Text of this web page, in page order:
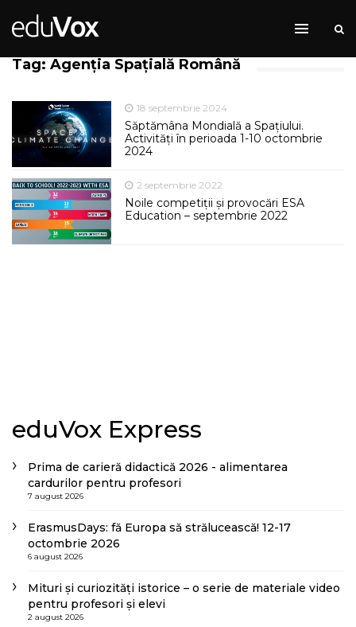
Tag: Agenția Spațială Română
18 septembrie 2024
Săptămâna Mondială a Spațiului.
Activități în perioada 1-10 octombrie
2024
2 septembrie 2022
Noile competiții și provocări ESA
Education – septembrie 2022
eduVox Express
Prima de carieră didactică 2026 - alimentarea
cardurilor pentru profesori
7 august 2026
ErasmusDays: fă Europa să strălucească! 12-17
octombrie 2026
6 august 2026
Mituri și curiozități istorice – o serie de materiale video
pentru profesori și elevi
2 august 2026